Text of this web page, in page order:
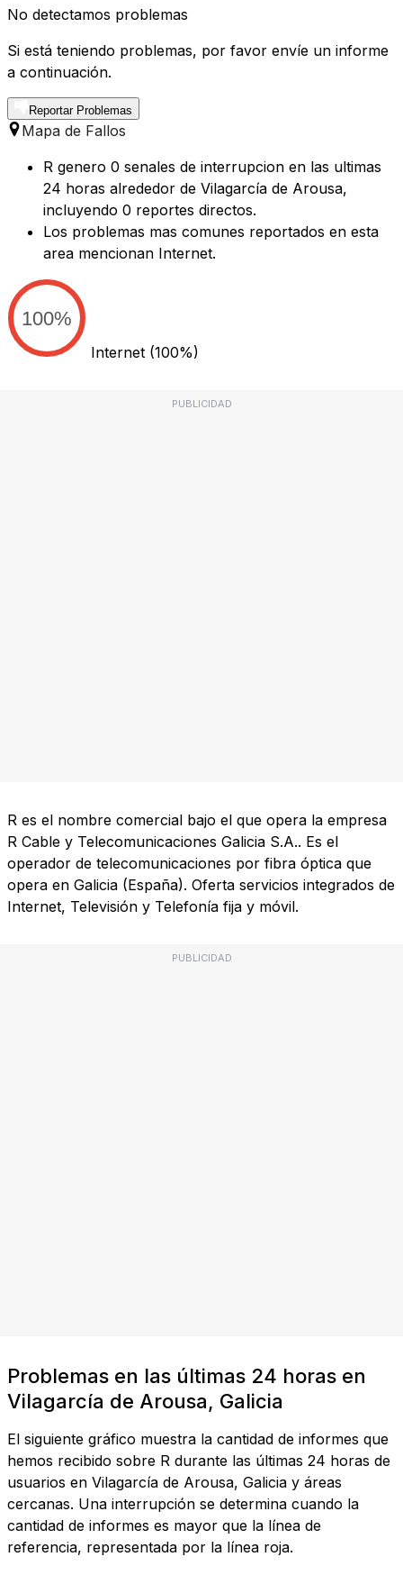
No detectamos problemas
Si está teniendo problemas, por favor envíe un informe
a continuación.
Reportar Problemas
Mapa de Fallos
R genero 0 senales de interrupcion en las ultimas
24 horas alrededor de Vilagarcía de Arousa,
incluyendo 0 reportes directos.
Los problemas mas comunes reportados en esta
area mencionan Internet.
100%
Internet (100%)
PUBLICIDAD
R es el nombre comercial bajo el que opera la empresa
R Cable y Telecomunicaciones Galicia S.A.. Es el
operador de telecomunicaciones por fibra óptica que
opera en Galicia (España). Oferta servicios integrados de
Internet, Televisión y Telefonía fija y móvil.
PUBLICIDAD
Problemas en las últimas 24 horas en
Vilagarcía de Arousa, Galicia
El siguiente gráfico muestra la cantidad de informes que
hemos recibido sobre R durante las últimas 24 horas de
usuarios en Vilagarcía de Arousa, Galicia y áreas
cercanas. Una interrupción se determina cuando la
cantidad de informes es mayor que la línea de
referencia, representada por la línea roja.